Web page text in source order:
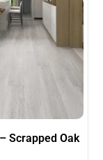
Scrapped Oak